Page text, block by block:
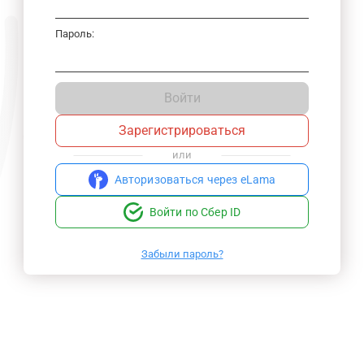
Пароль:
Войти
Зарегистрироваться
или
Авторизоваться через eLama
Войти по Сбер ID
Забыли пароль?